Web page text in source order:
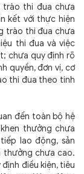
trào thi đua chưa
kết với thực hiện
trào thi đua chưa
thi đua và việc
chưa quy định rõ
quyền, đơn vị, cơ
thi đua theo tinh
đến toàn bộ hệ
thưởng chưa
lao động, sản
thưởng chưa cao.
định điều kiện, tiêu